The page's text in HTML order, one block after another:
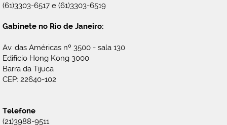
(61)3303-6517 e (61)3303-6519
Gabinete no Rio de Janeiro:
Av. das Américas nº 3500 - sala 130
Edifício Hong Kong 3000
Barra da Tijuca
CEP: 22640-102
Telefone
(21)3988-9511